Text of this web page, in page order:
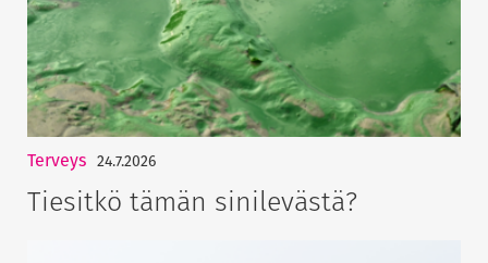
Terveys 24.7.2026
Tiesitkö tämän sinilevästä?